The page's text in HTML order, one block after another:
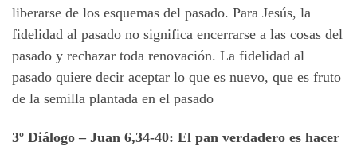
liberarse de los esquemas del pasado. Para Jesús, la
fidelidad al pasado no significa encerrarse a las cosas del
pasado y rechazar toda renovación. La fidelidad al
pasado quiere decir aceptar lo que es nuevo, que es fruto
de la semilla plantada en el pasado
3º Diálogo– Juan 6,34-40: El pan verdadero es hacer